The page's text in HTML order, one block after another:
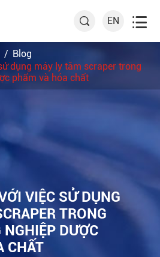
 EN 
Blog
dụng máy ly tâm scraper trong
phẩm và hóa chất
VIỆC SỬ DỤNG
TRONG
DƯỢC
CHẤT